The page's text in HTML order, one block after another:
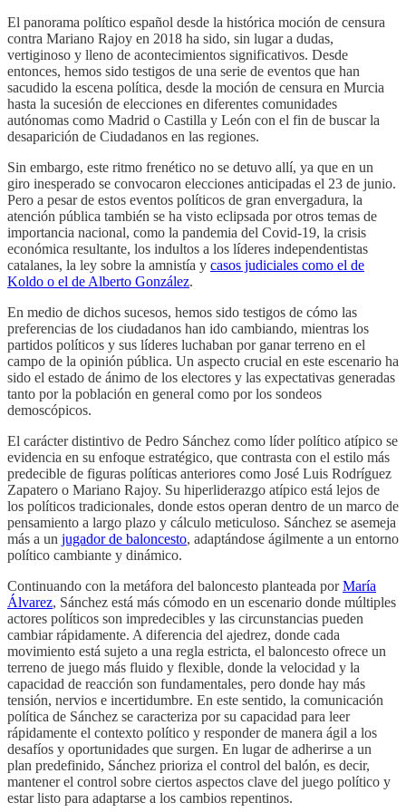
El panorama político español desde la histórica moción de censura
contra Mariano Rajoy en 2018 ha sido, sin lugar a dudas,
vertiginoso y lleno de acontecimientos significativos. Desde
entonces, hemos sido testigos de una serie de eventos que han
sacudido la escena política, desde la moción de censura en Murcia
hasta la sucesión de elecciones en diferentes comunidades
autónomas como Madrid o Castilla y León con el fin de buscar la
desaparición de Ciudadanos en las regiones.
Sin embargo, este ritmo frenético no se detuvo allí, ya que en un
giro inesperado se convocaron elecciones anticipadas el 23 de junio.
Pero a pesar de estos eventos políticos de gran envergadura, la
atención pública también se ha visto eclipsada por otros temas de
importancia nacional, como la pandemia del Covid-19, la crisis
económica resultante, los indultos a los líderes independentistas
catalanes, la ley sobre la amnistía y casos judiciales como el de
Koldo o el de Alberto González.
En medio de dichos sucesos, hemos sido testigos de cómo las
preferencias de los ciudadanos han ido cambiando, mientras los
partidos políticos y sus líderes luchaban por ganar terreno en el
campo de la opinión pública. Un aspecto crucial en este escenario ha
sido el estado de ánimo de los electores y las expectativas generadas
tanto por la población en general como por los sondeos
demoscópicos.
El carácter distintivo de Pedro Sánchez como líder político atípico se
evidencia en su enfoque estratégico, que contrasta con el estilo más
predecible de figuras políticas anteriores como José Luis Rodríguez
Zapatero o Mariano Rajoy. Su hiperliderazgo atípico está lejos de
los políticos tradicionales, donde estos operan dentro de un marco de
pensamiento a largo plazo y cálculo meticuloso. Sánchez se asemeja
más a un jugador de baloncesto, adaptándose ágilmente a un entorno
político cambiante y dinámico.
Continuando con la metáfora del baloncesto planteada porMaría
Álvarez, Sánchez está más cómodo en un escenario donde múltiples
actores políticos son impredecibles y las circunstancias pueden
cambiar rápidamente. A diferencia del ajedrez, donde cada
movimiento está sujeto a una regla estricta, el baloncesto ofrece un
terreno de juego más fluido y flexible, donde la velocidad y la
capacidad de reacción son fundamentales, pero donde hay más
tensión, nervios e incertidumbre. En este sentido, la comunicación
política de Sánchez se caracteriza por su capacidad para leer
rápidamente el contexto político y responder de manera ágil a los
desafíos y oportunidades que surgen. En lugar de adherirse a un
plan predefinido, Sánchez prioriza el control del balón, es decir,
mantener el control sobre ciertos aspectos clave del juego político y
estar listo para adaptarse a los cambios repentinos.